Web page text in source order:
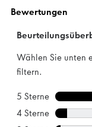
Bewertung